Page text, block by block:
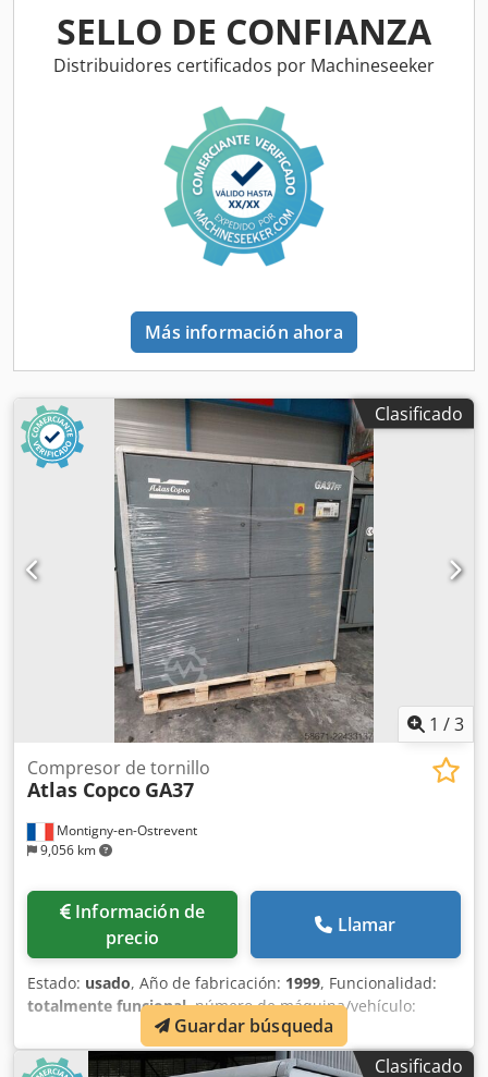
SELLO DE CONFIANZA
Distribuidores certificados por Machineseeker
Más información ahora
Clasificado
1 /3
Montigny-en-Ostrevent
9,056 km
Compresor de tornillo
Atlas Copco GA37
Información de
precio
Llamar
Estado: usado, Año de fabricación: 1999, Funcionalidad:
totalmente funcional, número de máquina/vehículo:
, potencia:37 kW (50.31 CV), presión de
funcionamiento:7 bar, Equipamiento:compresor, placa
Clasificado
Guardar búsqueda